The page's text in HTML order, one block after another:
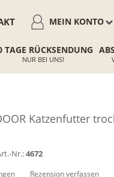
MEIN KONTO
TAGE RÜCKSENDUNG
NUR BEI UNS!
Katzenfutter
Nr.:4672
Rezension verfassen